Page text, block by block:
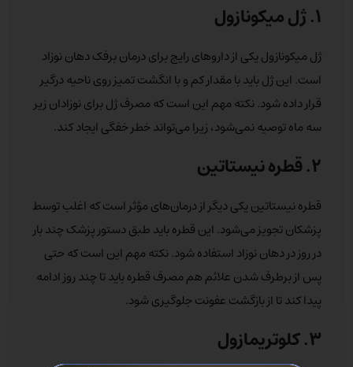
۱. ژل میکونازول
ژل میکونازول یکی از داروهای رایج برای درمان برفک دهان نوزاد
است. این ژل باید با مقدار کم و با انگشت تمیز روی ناحیه درگیر
قرار داده شود. نکته مهم این است که مصرف ژل برای نوزادان زیر
سه ماه توصیه نمی‌شود، زیرا می‌تواند خطر خفگی ایجاد کند.
۲. قطره نیستاتین
قطره نیستاتین یکی دیگر از درمان‌های مؤثر است که اغلب توسط
پزشکان تجویز می‌شود. این قطره باید طبق دستور پزشک چند بار
در روز در دهان نوزاد استفاده شود. نکته مهم این است که حتی
پس از برطرف شدن علائم هم مصرف قطره باید تا چند روز ادامه
پیدا کند تا از بازگشت عفونت جلوگیری شود.
۳. کلوتریمازول